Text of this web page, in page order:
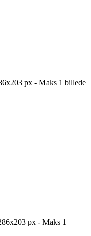
px - Maks 1 billede
px - Maks 1